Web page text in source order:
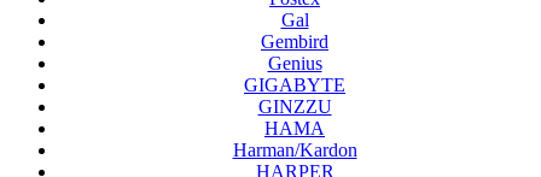
Gal
Gembird
Genius
GIGABYTE
GINZZU
HAMA
Harman/Kardon
HARPER